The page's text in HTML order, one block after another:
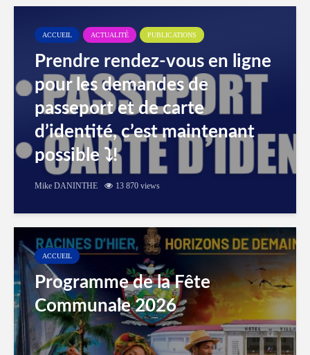
ACCUEIL ACTUALITÉ PUBLICATIONS
Prendre rendez-vous en ligne
pour les demandes de
passeport et de carte
d’identité, c’est maintenant
possible ⤵️!
Mike DANINTHE 13 870 views
ACCUEIL
Programme de la Fête
Communale 2026